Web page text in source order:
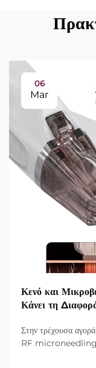
06
Mar
Κενό και
Κάνει τη
Στην τρέχουσα
RF microneedling